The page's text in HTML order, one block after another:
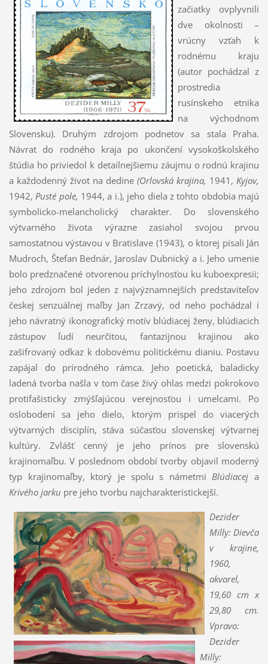
začiatky ovplyvnili
dve okolnosti –
vrúcny vzťah k
rodnému kraju
(autor pochádzal z
prostredia
rusínskeho etnika
na východnom
Slovensku). Druhým zdrojom podnetov sa stala Praha.
Návrat do rodného kraja po ukon­čení vysokoškolského
štúdia ho priviedol k detailnejšiemu záujmu o rodnú krajinu
a každodenný život na dedine(Orlovská krajina, 1941, Kyjov,
1942, Pusté pole, 1944, a i.), jeho diela z tohto obdobia majú
symbolicko-melancholický charakter. Do slovenského
výtvarného života výrazne zasiahol svojou prvou
samostatnou výstavou v Bratislave (1943), o ktorej písali Ján
Mudroch, Štefan Bednár, Jaroslav Dubnický a i. Jeho umenie
bolo predznačené otvorenou príchylnosťou ku kuboexpresii;
jeho zdrojom bol jeden z najvýznamnejších predstaviteľov
českej senzuálnej maľby Jan Zrzavý, od neho pochádzal i
jeho návratný ikonografický motív blúdiacej ženy, blúdiacich
zástupov ľudí neurčitou, fantazijnou krajinou ako
zašifrovaný odkaz k dobovému politickému dianiu. Postavu
zapájal do prírodného rámca. Jeho poetická, baladicky
ladená tvorba našla v tom čase živý ohlas medzi pokrokovo
protifašisticky zmýšľajúcou verejnosťou i umelcami. Po
oslobodení sa jeho dielo, ktorým prispel do viacerých
výtvarných disciplín, stáva súčasťou slovenskej výtvarnej
kultúry. Zvlášť cenný je jeho prínos pre slovenskú
krajinomaľbu. V po­slednom období tvorby objavil moderný
typ krajinomaľby, ktorý je spolu s námetmi Blúdiacej a
Krivého jarku pre jeho tvorbu najcha­rakteristickejší.
Dezider
Milly: Dievča
v krajine,
1960,
akvarel,
19,60 cm x
29,80 cm.
Vpravo:
Dezider
Milly: